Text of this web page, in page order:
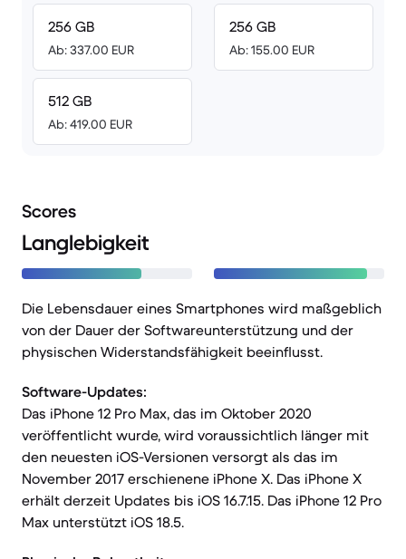
256 GB
Ab: 337.00 EUR
512 GB
Ab: 419.00 EUR
256 GB
Ab: 155.00 EUR
Scores
Langlebigkeit
Die Lebensdauer eines Smartphones wird maßgeblich
von der Dauer der Softwareunterstützung und der
physischen Widerstandsfähigkeit beeinflusst.
Software-Updates:
Das iPhone 12 Pro Max, das im Oktober 2020
veröffentlicht wurde, wird voraussichtlich länger mit
den neuesten iOS-Versionen versorgt als das im
November 2017 erschienene iPhone X. Das iPhone X
erhält derzeit Updates bis iOS 16.7.15. Das iPhone 12 Pro
Max unterstützt iOS 18.5.